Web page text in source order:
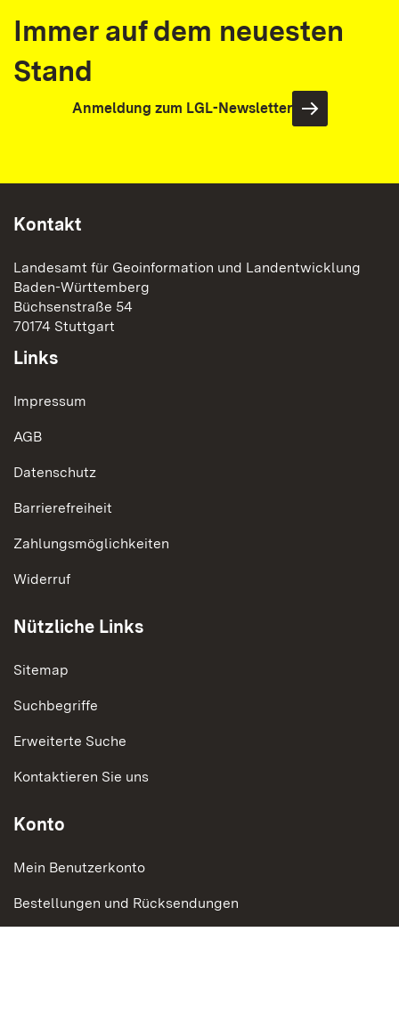
Immer auf dem neuesten
Stand
Anmeldung zum LGL-Newsletter
Kontakt
Landesamt für Geoinformation und Landentwicklung
Baden-Württemberg
Büchsenstraße 54
70174 Stuttgart
Links
Impressum
AGB
Datenschutz
Barrierefreiheit
Zahlungsmöglichkeiten
Widerruf
Nützliche Links
Sitemap
Suchbegriffe
Erweiterte Suche
Kontaktieren Sie uns
Konto
Mein Benutzerkonto
Bestellungen und Rücksendungen